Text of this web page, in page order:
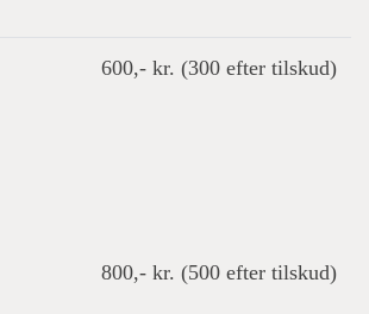
600,- kr. (300 efter tilskud)
800,- kr. (500 efter tilskud)